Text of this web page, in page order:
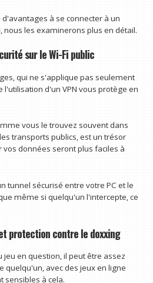
à se connecter à un
nous les examinerons plus en détail.
sur le Wi-Fi public
qui ne s'applique pas seulement
l'utilisation d'un VPN vous protège en
vous le trouvez souvent dans
transports publics, est un trésor
données seront plus faciles à
tunnel sécurisé entre votre PC et le
même si quelqu'un l'intercepte, ce
protection contre le doxxing
en question, il peut être assez
quelqu'un, avec des jeux en ligne
sensibles à cela.